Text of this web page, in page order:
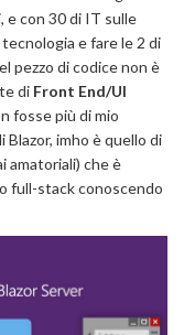
e con 30 di IT sulle
e fare le 2 di
pezzo di codice non è
di Front End/UI
fosse più di mio
Blazor, imho è quello di
amatoriali) che è
full-stack conoscendo